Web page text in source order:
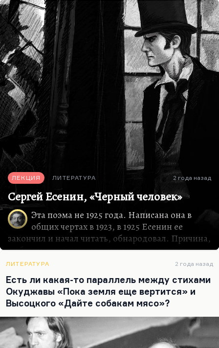
ЛЕКЦИЯ ЛИТЕРАТУРА 2 года назад
Сергей Есенин, «Черный человек»
Эта поэма не 1925 года. Написана она в
общих чертах в 1923, в 1925 Есенин ее
закончил и начал читать, обнародовал. Причина,
в общем, что он не мог написать эту вещь в
последний свой год, довольно проста — Есенин
героически, не побоюсь этого слова, сделал
распад собственной личности главным сюжетом
собственной лирики. Тут вам и алкогольная
деменция, тут и все более асоциальное
поведение, и безумные вспышки злобы и
подозрительности, и скандалы, его
сопровождавшие. Но прежде всего, конечно,
ЛИТЕРАТУРА 2 года назад
Есть ли какая-то параллель между стихами
Окуджавы «Пока земля еще вертится» и
Высоцкого «Дайте собакам мясо»?